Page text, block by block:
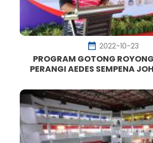
2022-10-23
PROGRAM GOTONG
PERANGI AEDES SEMPENA